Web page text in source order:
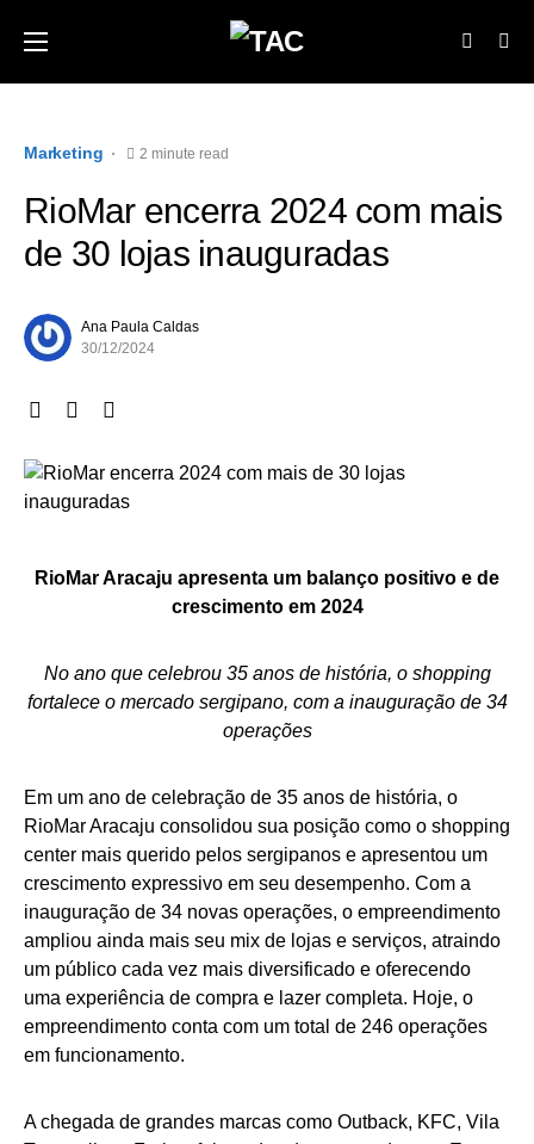
Marketing 2 minute read
RioMar encerra 2024 com mais
de 30 lojas inauguradas
Ana Paula Caldas
30/12/2024
RioMar Aracaju apresenta um balanço positivo e de
crescimento em 2024
No ano que celebrou 35 anos de história, o shopping
fortalece o mercado sergipano, com a inauguração de 34
operações
Em um ano de celebração de 35 anos de história, o
RioMar Aracaju consolidou sua posição como o shopping
center mais querido pelos sergipanos e apresentou um
crescimento expressivo em seu desempenho. Com a
inauguração de 34 novas operações, o empreendimento
ampliou ainda mais seu mix de lojas e serviços, atraindo
um público cada vez mais diversificado e oferecendo
uma experiência de compra e lazer completa. Hoje, o
empreendimento conta com um total de 246 operações
em funcionamento.
A chegada de grandes marcas como Outback, KFC, Vila